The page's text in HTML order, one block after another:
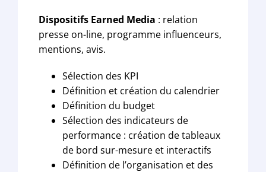
Dispositifs Earned Media : relation
presse on-line, programme influenceurs,
mentions, avis.
Sélection des KPI
Définition et création du calendrier
Définition du budget
Sélection des indicateurs de
performance : création de tableaux
de bord sur-mesure et interactifs
Définition de l’organisation et des